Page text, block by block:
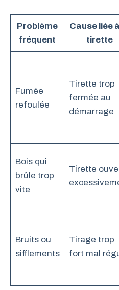
Problème
fréquent
Cause liée
tirette
Fumée
refoulée
Tirette trop
fermée au
démarrage
Bois qui
brûle trop
vite
Tirette
Bruits ou
sifflements
Tirage trop
fort mal